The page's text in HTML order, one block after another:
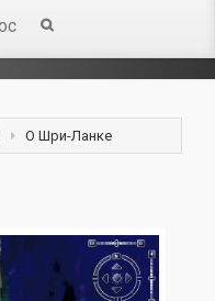
О Шри-Ланке